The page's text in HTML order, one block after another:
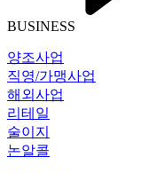
BUSINESS
양조사업
직영/가맹사업
해외사업
리테일
술이지
논알콜